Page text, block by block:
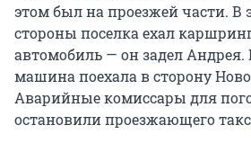
этом был на проезжей части. В
стороны поселка ехал
автомобиль — он задел Андрея.
машина поехала в сторону
Аварийные комиссары для
остановили проезжающего